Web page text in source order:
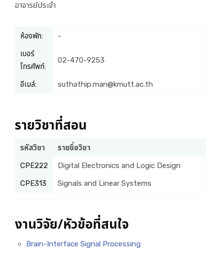
อาจารย์ประจำ
ห้องพัก:
-
เบอร์
โทรศัพท์:
02-470-9253
อีเมล์: suthathip.man@kmutt.ac.th
รายวิชาที่สอน
รหัสวิชา
รายชื่อวิชา
CPE222
Digital Electronics and Logic Design
CPE313
Signals and Linear Systems
งานวิจัย/หัวข้อที่สนใจ
Brain-Interface Signal Processing